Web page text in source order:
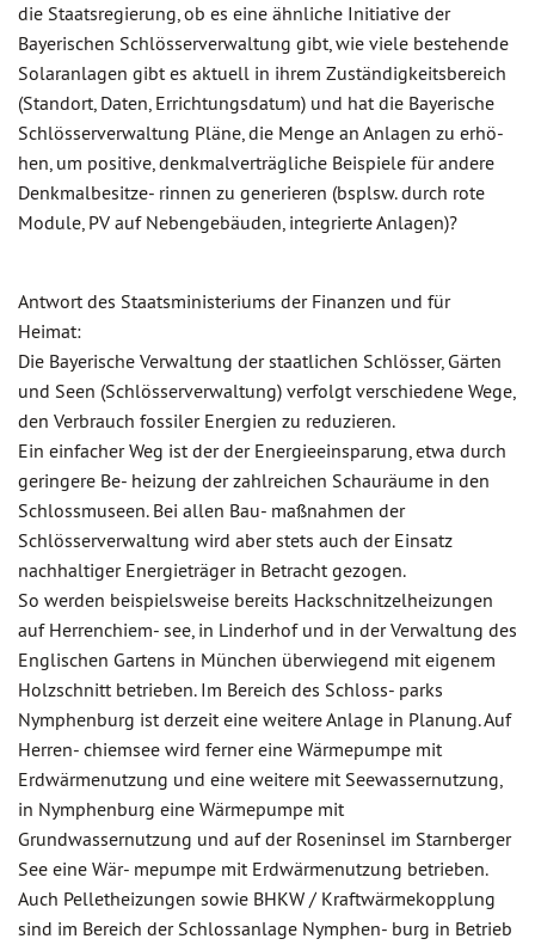
die Staatsregierung, ob es eine ähnliche Initiative der
Bayerischen Schlösserverwaltung gibt, wie viele bestehende
Solaranlagen gibt es aktuell in ihrem Zuständigkeitsbereich
(Standort, Daten, Errichtungsdatum) und hat die Bayerische
Schlösserverwaltung Pläne, die Menge an Anlagen zu erhö-
hen, um positive, denkmalverträgliche Beispiele für andere
Denkmalbesitze- rinnen zu generieren (bsplsw. durch rote
Module, PV auf Nebengebäuden, integrierte Anlagen)?
Antwort des Staatsministeriums der Finanzen und für
Heimat:
Die Bayerische Verwaltung der staatlichen Schlösser, Gärten
und Seen (Schlösserverwaltung) verfolgt verschiedene Wege,
den Verbrauch fossiler Energien zu reduzieren.
Ein einfacher Weg ist der der Energieeinsparung, etwa durch
geringere Be- heizung der zahlreichen Schauräume in den
Schlossmuseen. Bei allen Bau- maßnahmen der
Schlösserverwaltung wird aber stets auch der Einsatz
nachhaltiger Energieträger in Betracht gezogen.
So werden beispielsweise bereits Hackschnitzelheizungen
auf Herrenchiem- see, in Linderhof und in der Verwaltung des
Englischen Gartens in München überwiegend mit eigenem
Holzschnitt betrieben. Im Bereich des Schloss- parks
Nymphenburg ist derzeit eine weitere Anlage in Planung. Auf
Herren- chiemsee wird ferner eine Wärmepumpe mit
Erdwärmenutzung und eine weitere mit Seewassernutzung,
in Nymphenburg eine Wärmepumpe mit
Grundwassernutzung und auf der Roseninsel im Starnberger
See eine Wär- mepumpe mit Erdwärmenutzung betrieben.
Auch Pelletheizungen sowie BHKW / Kraftwärmekopplung
sind im Bereich der Schlossanlage Nymphen- burg in Betrieb